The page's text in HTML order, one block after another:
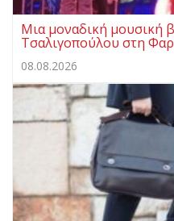
Μια μοναδική μουσική
Τσαλιγοπούλου στη
08.08.2026